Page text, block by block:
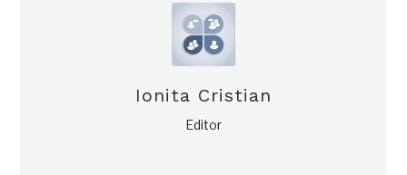
Ionita Cristian
Editor